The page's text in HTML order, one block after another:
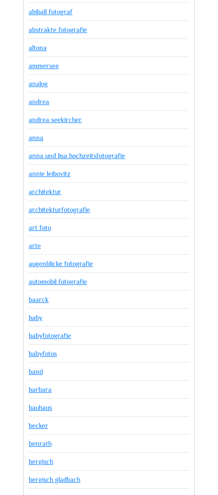
abiball fotograf
abstrakte fotografie
altona
ammersee
analog
andrea
andrea seekircher
anna
anna und lisa hochzeitsfotografie
annie leibovitz
architektur
architekturfotografie
art foto
arte
augenblicke fotografie
automobil fotografie
baarck
baby
babyfotografie
babyfotos
band
barbara
bauhaus
becker
benrath
bergisch
bergisch gladbach